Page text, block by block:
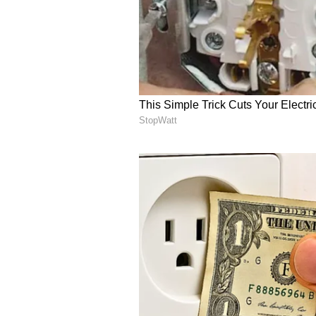
'ಜೂನಿಯರ್ ಎಬಿಡಿ' ಅಕಾ ಡೆವಾಲ್ಡ್ ಬ್ರೆವಿಸ್
ಸ್ಪ್ಲಾಶ್ ಮಾಡಿದರು ಮತ್ತು ಅವರ
ಇಂಡಿಯನ್ಸ್ ಮೆಗಾ ಹರಾಜಿನಲ್ಲಿ 3 ಕೋಟಿ
ತಂಡ ಈ ಬ್ಯಾಟ್ಸ್‌ಮನ್ ಅನ್ನು ಮೂರು